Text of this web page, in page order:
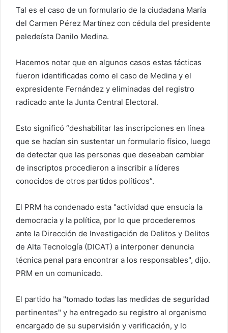
Tal es el caso de un formulario de la ciudadana María
del Carmen Pérez Martínez con cédula del presidente
peledeísta Danilo Medina.
Hacemos notar que en algunos casos estas tácticas
fueron identificadas como el caso de Medina y el
expresidente Fernández y eliminadas del registro
radicado ante la Junta Central Electoral.
Esto significó “deshabilitar las inscripciones en línea
que se hacían sin sustentar un formulario físico, luego
de detectar que las personas que deseaban cambiar
de inscriptos procedieron a inscribir a líderes
conocidos de otros partidos políticos”.
El PRM ha condenado esta "actividad que ensucia la
democracia y la política, por lo que procederemos
ante la Dirección de Investigación de Delitos y Delitos
de Alta Tecnología (DICAT) a interponer denuncia
técnica penal para encontrar a los responsables", dijo.
PRM en un comunicado.
El partido ha "tomado todas las medidas de seguridad
pertinentes" y ha entregado su registro al organismo
encargado de su supervisión y verificación, y lo